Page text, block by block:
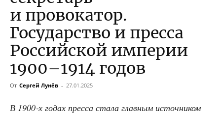
и провокатор.
Государство и пресса
Российской империи
1900–1914 годов
От Сергей Лунёв - 27.01.2025
В 1900‑х годах прес­са ста­ла глав­ным источ­ни­ком